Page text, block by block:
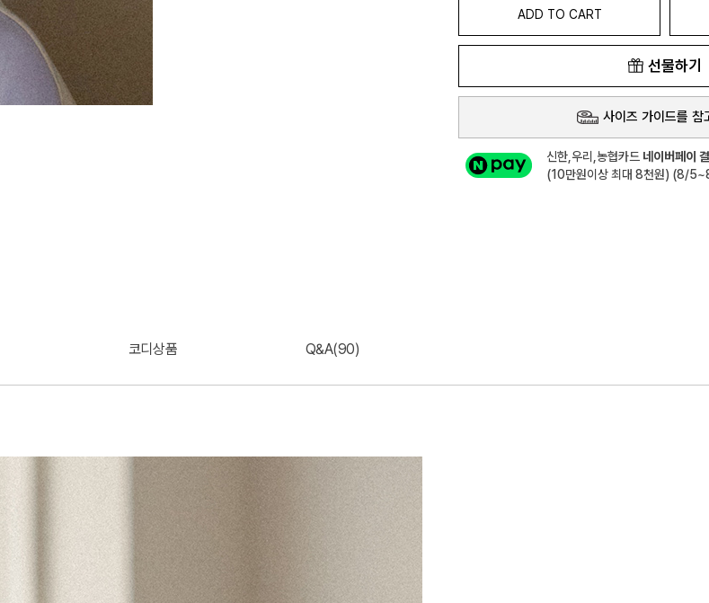
ADD TO CART
선물하기
사이즈 가이드를 참
신한,우리,농협카드 네이버페이
(10만원이상 최대 8천원) (8/
코디상품 Q&A(90)